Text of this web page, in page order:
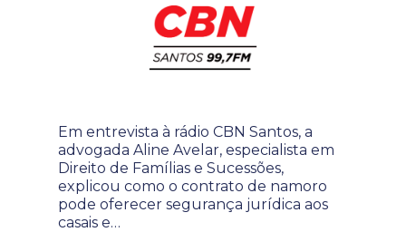
Em entrevista à rádio CBN Santos, a
advogada Aline Avelar, especialista em
Direito de Famílias e Sucessões,
explicou como o contrato de namoro
pode oferecer segurança jurídica aos
casais e…